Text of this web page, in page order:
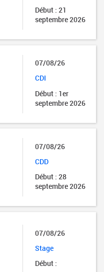
Début : 21
septembre 2026
07/08/26
CDI
Début : 1er
septembre 2026
07/08/26
CDD
Début : 28
septembre 2026
07/08/26
Stage
Début :